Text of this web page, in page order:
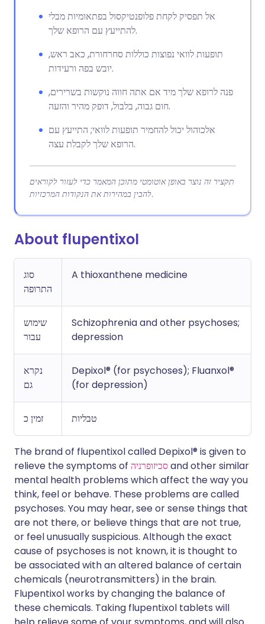
אל תפסיק לקחת פלופנטיקסול בפתאומיות מבלי
להתייעץ עם הרופא שלך.
תופעות לוואי נפוצות כוללות סחרחורת, כאב ראש,
יובש בפה ורעידות.
פנה לרופא שלך מיד אם אתה חווה נוקשות בשרירים,
חום גבוה, בלבול, דופק מהיר והזעה.
אלכוהול יכול להחמיר תופעות לוואי; התייעץ עם
הרופא שלך לקבלת עצה.
תקציר זה נוצר באופן אוטומטי מתוכן המאמר כדי לעזור לקוראים
להבין במהירות את הנקודות המרכזיות.
About flupentixol
סוג
התרופה
A thioxanthene medicine
שימוש
עבור
Schizophrenia and other psychoses;
depression
נקרא
גם
Depixol® (for psychoses); Fluanxol®
(for depression)
זמין כ טבליות
The brand of flupentixol called Depixol® is given to
relieve the symptoms of סכיזופרניהand other similar
mental health problems which affect the way you
think, feel or behave. These problems are called
psychoses. You may hear, see or sense things that
are not there, or believe things that are not true,
or feel unusually suspicious. Although the exact
cause of psychoses is not known, it is thought to
be associated with an altered balance of certain
chemicals (neurotransmitters) in the brain.
Flupentixol works by changing the balance of
these chemicals. Taking flupentixol tablets will